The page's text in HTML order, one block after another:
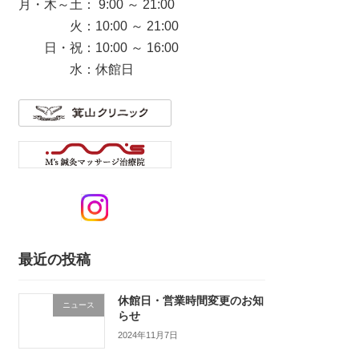
月・木～土： 9:00 ～ 21:00
火：10:00 ～ 21:00
日・祝：10:00 ～ 16:00
水：休館日
最近の投稿
ニュース
休館日・営業時間変更のお知
らせ
2024年11月7日